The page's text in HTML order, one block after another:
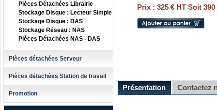
Pièces Détachées Librairie
Stockage Disque : Lecteur Simple
Stockage Disque : DAS
Stockage Réseau : NAS
Pièces Détachées NAS - DAS
Pièces détachées Serveur
Pièces détachées Station de travail
Promotion
Prix : 325 € HT Soit 390
Présentation Contactez